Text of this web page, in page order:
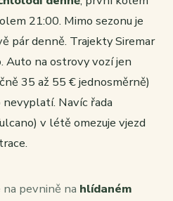
21:00. Mimo sezonu je
pár denně. Trajekty Siremar
Auto na ostrovy vozí jen
35 až 55 € jednosměrně)
Navíc řada
v létě omezuje vjezd
pevnině na hlídaném